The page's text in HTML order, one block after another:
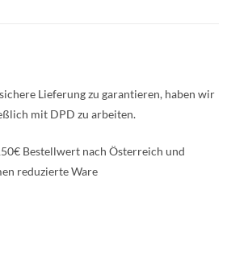
Lieferung zu garantieren, haben wir
mit DPD zu arbeiten.
Bestellwert nach Österreich und
reduzierte Ware